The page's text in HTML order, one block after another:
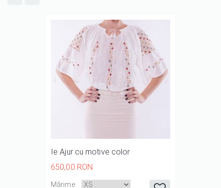
Ie Ajur cu motive color
650,00 RON
it
it
it
Mărime